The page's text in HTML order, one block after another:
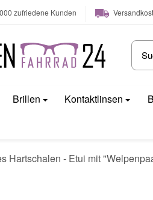
zufriedene Kunden
Brillen Kontaktlinsen